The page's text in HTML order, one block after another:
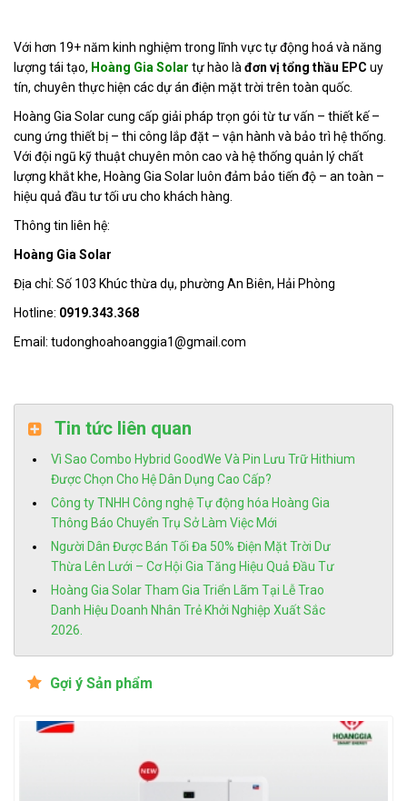
Với hơn 19+ năm kinh nghiệm trong lĩnh vực tự động hoá và năng
lượng tái tạo, Hoàng Gia Solar tự hào làđơn vị tổng thầu EPC uy
tín, chuyên thực hiện các dự án điện mặt trời trên toàn quốc.
Hoàng Gia Solar cung cấp giải pháp trọn gói từ tư vấn – thiết kế –
cung ứng thiết bị – thi công lắp đặt – vận hành và bảo trì hệ thống.
Với đội ngũ kỹ thuật chuyên môn cao và hệ thống quản lý chất
lượng khắt khe, Hoàng Gia Solar luôn đảm bảo tiến độ – an toàn –
hiệu quả đầu tư tối ưu cho khách hàng.
Thông tin liên hệ:
Hoàng Gia Solar
Địa chỉ: Số 103 Khúc thừa dụ, phường An Biên, Hải Phòng
Hotline: 0919.343.368
Email: tudonghoahoanggia1@gmail.com
Tin tức liên quan
Vì Sao Combo Hybrid GoodWe Và Pin Lưu Trữ Hithium
Được Chọn Cho Hệ Dân Dụng Cao Cấp?
Công ty TNHH Công nghệ Tự động hóa Hoàng Gia
Thông Báo Chuyển Trụ Sở Làm Việc Mới
Người Dân Được Bán Tối Đa 50% Điện Mặt Trời Dư
Thừa Lên Lưới – Cơ Hội Gia Tăng Hiệu Quả Đầu Tư
Hoàng Gia Solar Tham Gia Triển Lãm Tại Lễ Trao
Danh Hiệu Doanh Nhân Trẻ Khởi Nghiệp Xuất Sắc
2026.
Gợi ý Sản phẩm